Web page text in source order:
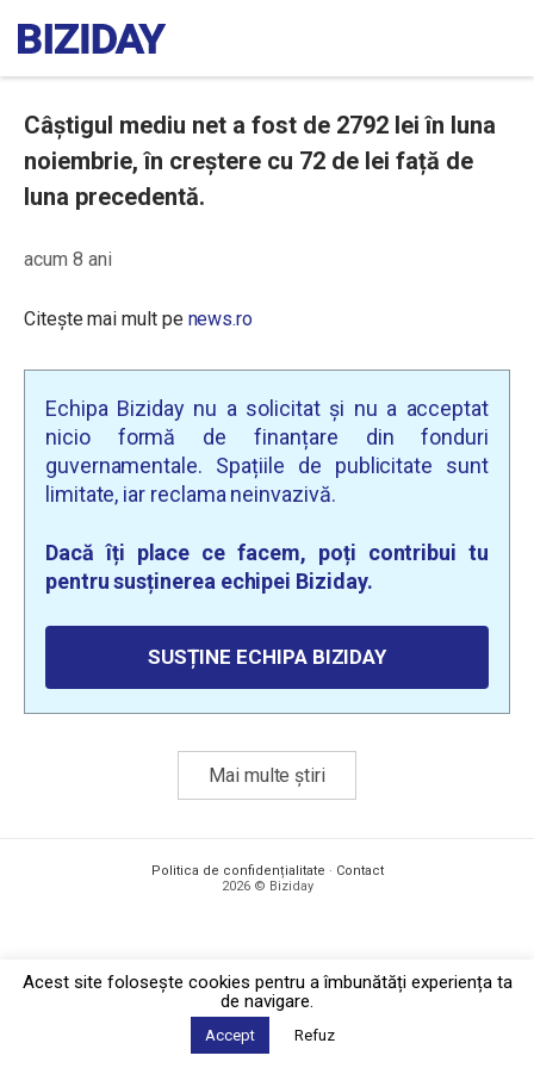
Câștigul mediu net a fost de 2792 lei în luna
noiembrie, în creștere cu 72 de lei față de
luna precedentă.
acum 8 ani
Citește mai mult pe news.ro
Echipa Biziday nu a solicitat și nu a acceptat
nicio formă de finanțare din fonduri
guvernamentale. Spațiile de publicitate sunt
limitate, iar reclama neinvazivă.
Dacă îți place ce facem, poți contribui tu
pentru susținerea echipei Biziday.
SUSȚINE ECHIPA BIZIDAY
Mai multe știri
Politica de confidențialitate · Contact
2026 © Biziday
Acest site foloseşte cookies pentru a îmbunătăți experiența ta
de navigare.
Accept Refuz